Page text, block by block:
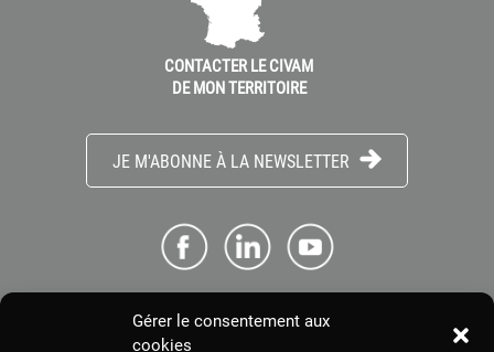
Gérer le consentement aux
cookies
CONTACTER LE CIVAM
DE MON TERRITOIRE
JE M'ABONNE À LA NEWSLETTER
ME CONNECTER